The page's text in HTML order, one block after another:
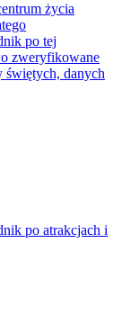
życia
po tej
zweryfikowane
świętych, danych
po atrakcjach i